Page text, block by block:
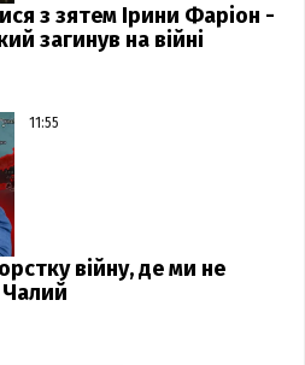
з зятем Ірини Фаріон -
загинув на війні
11:55
війну, де ми не